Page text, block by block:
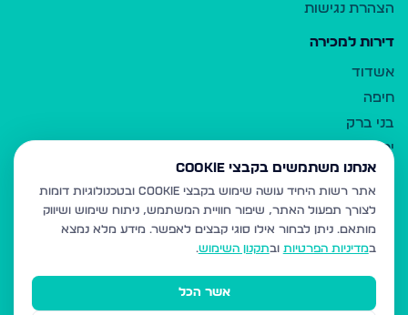
הצהרת נגישות
דירות למכירה
אשדוד
חיפה
בני ברק
ירושלים
אלעד
גבעת זאב
בית שמש
רכסים
מודיעין עילית
אנחנו משתמשים בקבצי Cookie
אתר רשות היחיד עושה שימוש בקבצי Cookie ובטכנולוגיות דומות
לצורך תפעול האתר, שיפור חוויית המשתמש, ניתוח שימוש ושיווק
מותאם. ניתן לבחור אילו סוגי קבצים לאפשר. מידע מלא נמצא
במדיניות הפרטיות ובתקנון השימוש.
אשר הכל